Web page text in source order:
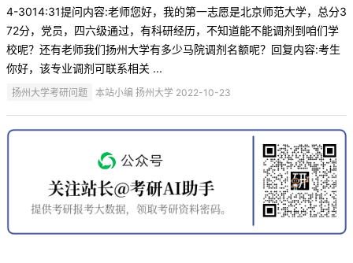
4-3014:31提问内容:老师您好，我的第一志愿是北京师范大学，总分3
72分，党员，四六级通过，有科研经历，不知道能不能调剂到咱们学
校呢？还有老师我们扬州大学有多少马院调剂名额呢？回复内容:考生
你好，该专业调剂可联系相关 ...
扬州大学考研问题 本站小编 扬州大学 2022-10-23